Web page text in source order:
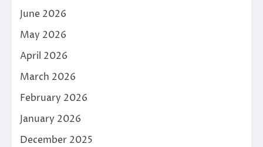
June 2026
May 2026
April 2026
March 2026
February 2026
January 2026
December 2025